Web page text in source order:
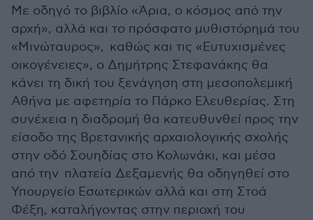
Με οδηγό το βιβλίο «Άρια, ο κόσμος από την
αρχή», αλλά και το πρόσφατο μυθιστόρημά του
«Μινώταυρος», καθώς και τις «Ευτυχισμένες
οικογένειες», ο Δημήτρης Στεφανάκης θα
κάνει τη δική του ξενάγηση στη μεσοπολεμική
Αθήνα με αφετηρία το Πάρκο Ελευθερίας. Στη
συνέχεια η διαδρομή θα κατευθυνθεί προς την
είσοδο της Βρετανικής αρχαιολογικής σχολής
στην οδό Σουηδίας στο Κολωνάκι, και μέσα
από την πλατεία Δεξαμενής θα οδηγηθεί στο
Υπουργείο Εσωτερικών αλλά και στη Στοά
Φέξη, καταλήγοντας στην περιοχή του